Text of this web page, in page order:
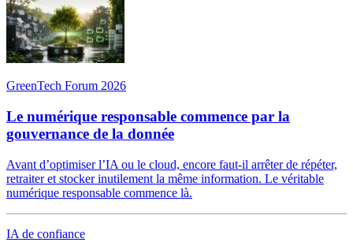
GreenTech Forum 2026
Le numérique responsable commence par la
gouvernance de la donnée
Avant d’optimiser l’IA ou le cloud, encore faut-il arrêter de répéter,
retraiter et stocker inutilement la même information. Le véritable
numérique responsable commence là.
IA de confiance